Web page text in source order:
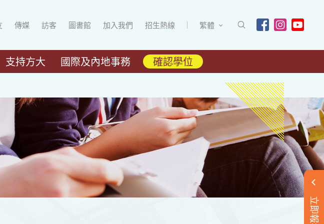
傳媒 訪客 圖書館 加入我們 招生熱線 繁體
支持方大 國際及內地事務 確認學位
立即報名